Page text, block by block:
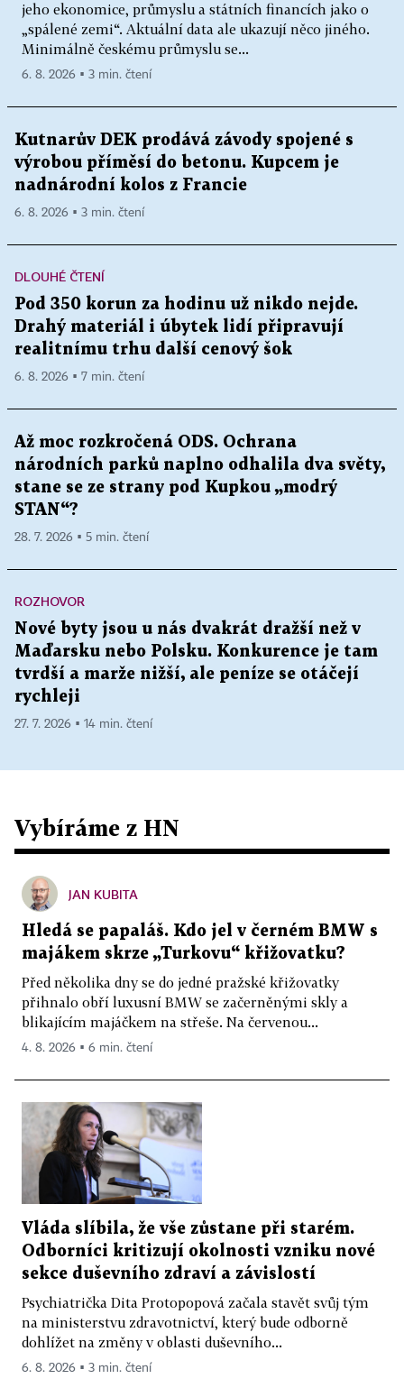
jeho ekonomice, průmyslu a státních financích jako o
„spálené zemi“. Aktuální data ale ukazují něco jiného.
Minimálně českému průmyslu se...
6. 8. 2026 ▪ 3 min. čtení
Kutnarův DEK prodává závody spojené s
výrobou příměsí do betonu. Kupcem je
nadnárodní kolos z Francie
6. 8. 2026 ▪ 3 min. čtení
DLOUHÉ ČTENÍ
Pod 350 korun za hodinu už nikdo nejde.
Drahý materiál i úbytek lidí připravují
realitnímu trhu další cenový šok
6. 8. 2026 ▪ 7 min. čtení
Až moc rozkročená ODS. Ochrana
národních parků naplno odhalila dva světy,
stane se ze strany pod Kupkou „modrý
STAN“?
28. 7. 2026 ▪ 5 min. čtení
ROZHOVOR
Nové byty jsou u nás dvakrát dražší než v
Maďarsku nebo Polsku. Konkurence je tam
tvrdší a marže nižší, ale peníze se otáčejí
rychleji
27. 7. 2026 ▪ 14 min. čtení
Vybíráme z HN
JAN KUBITA
Hledá se papaláš. Kdo jel v černém BMW s
majákem skrze „Turkovu“ křižovatku?
Před několika dny se do jedné pražské křižovatky
přihnalo obří luxusní BMW se začerněnými skly a
blikajícím majáčkem na střeše. Na červenou...
4. 8. 2026 ▪ 6 min. čtení
Vláda slíbila, že vše zůstane při starém.
Odborníci kritizují okolnosti vzniku nové
sekce duševního zdraví a závislostí
Psychiatrička Dita Protopopová začala stavět svůj tým
na ministerstvu zdravotnictví, který bude odborně
dohlížet na změny v oblasti duševního...
6. 8. 2026 ▪ 3 min. čtení